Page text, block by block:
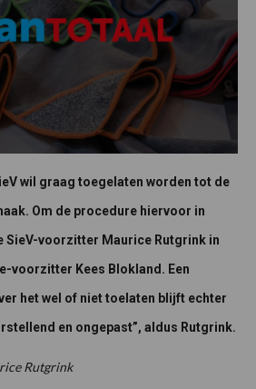
wil graag toegelaten worden tot de
Om de procedure hiervoor in
SieV-voorzitter Maurice Rutgrink in
voorzitter Kees Blokland. Een
het wel of niet toelaten blijft echter
en ongepast”, aldus Rutgrink.
Rutgrink